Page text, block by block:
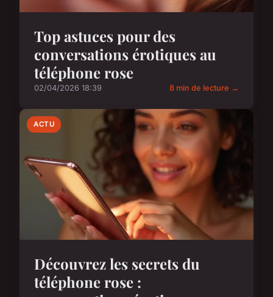
Top astuces pour des
conversations érotiques au
téléphone rose
02/04/2026 18:39 8 min de lecture →
ACTU
Découvrez les secrets du
téléphone rose :